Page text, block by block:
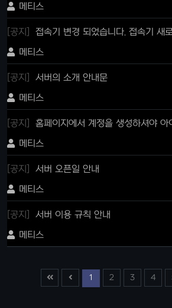
메티스
[공지]
접속기 변경 되었습니다. 접속기 새
메티스
[공지]
서버의 소개 안내문
메티스
[공지]
홈페이지에서 계정을 생성하셔야 아
메티스
[공지]
서버 오픈일 안내
메티스
[공지]
서버 이용 규칙 안내
메티스
1 2 3 4